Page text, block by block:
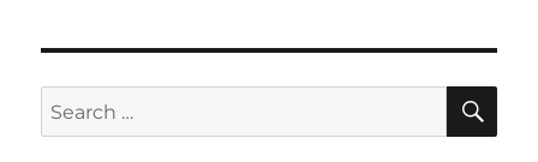
Search
for: